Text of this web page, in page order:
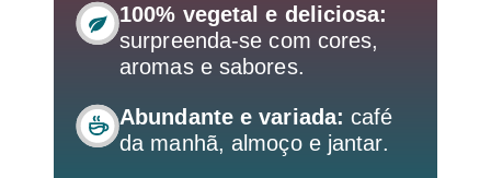
100% vegetal e deliciosa:
surpreenda-se com cores,
aromas e sabores.
Abundante e variada: café
da manhã, almoço e jantar.